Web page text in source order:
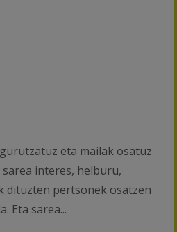
eta mailak osatuz
interes, helburu,
dituzten pertsonek osatzen
Eta sarea...